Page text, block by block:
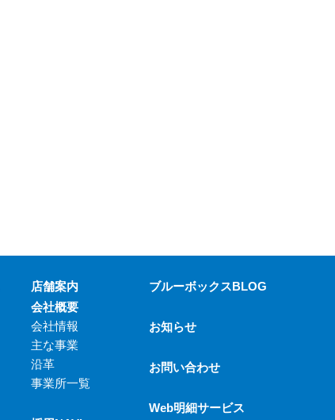
店舗案内
会社概要
会社情報
主な事業
沿革
事業所一覧
ブルーボックスBLOG
お知らせ
お問い合わせ
Web明細サービス